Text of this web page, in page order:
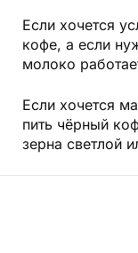
Если хочется
кофе, а если
молоко
Если хочется
пить чёрный
зерна светлой